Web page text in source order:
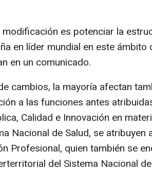
es potenciar la
en líder mundial en este ámbito
en un comunicado.
cambios, la mayoría afectan
a las funciones antes
Calidad e Innovación en
Nacional de Salud, se atribuyen
Profesional, quien también se
del Sistema Nacional